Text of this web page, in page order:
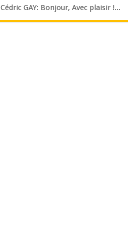
Cédric GAY: Bonjour, Avec plaisir !...